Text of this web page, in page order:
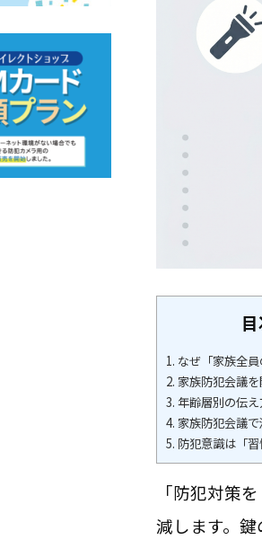
1. なぜ「家族全
2. 家族防犯会議
3. 年齢層別の伝
4. 家族防犯会議
5. 防犯意識は「
「防犯対策
減します。